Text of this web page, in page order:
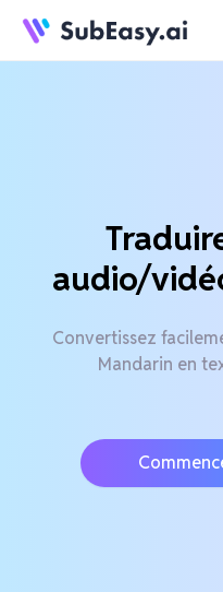
audio/
Convertissez
Mandarin en